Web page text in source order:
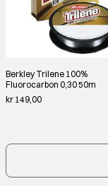
Berkley Trilene 100%
Fluorocarbon 0,30 50m
kr 149,00